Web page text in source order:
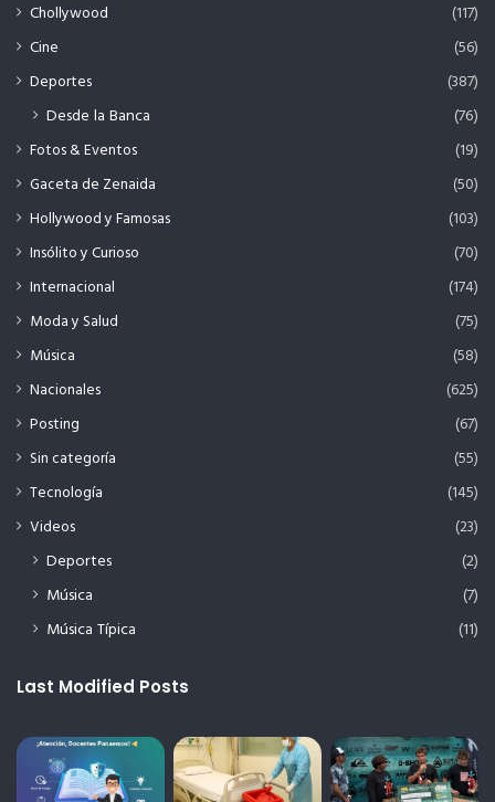
Chollywood
(117)
Cine
(56)
Deportes
(387)
Desde la Banca (76)
Fotos & Eventos
(19)
Gaceta de Zenaida
(50)
Hollywood y Famosas
(103)
Insólito y Curioso
(70)
Internacional
(174)
Moda y Salud
(75)
Música
(58)
Nacionales
(625)
Posting
(67)
Sin categoría
(55)
Tecnología
(145)
Videos
(23)
Deportes
(2)
Música
(7)
Música Típica
(11)
Last Modified Posts